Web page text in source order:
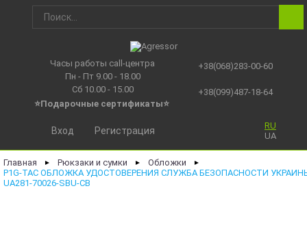
Часы работы call-центра
Пн - Пт 9.00 - 18.00
Сб 10.00 - 15.00
⭐Подарочные сертификаты⭐
+38(068)283-00-60
+38(099)487-18-64
RU
UA
Вход Регистрация
Главная ► Рюкзаки и сумки ► Обложки ►
P1G-TAC ОБЛОЖКА УДОСТОВЕРЕНИЯ СЛУЖБА БЕЗОПАСНОСТИ УКРАИНЫ
UA281-70026-SBU-CB